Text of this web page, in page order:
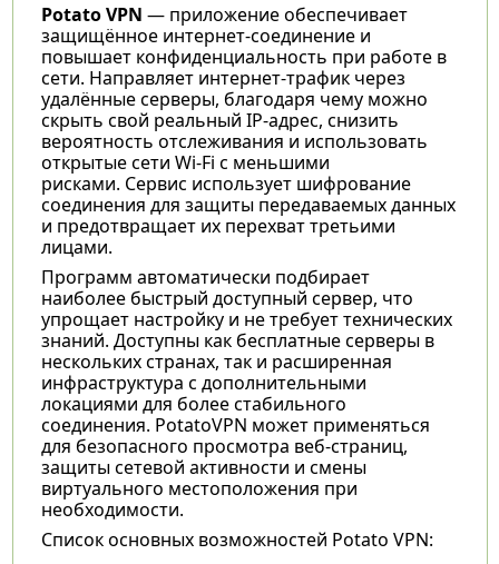
Potato VPN — приложение обеспечивает
защищённое интернет-соединение и
повышает конфиденциальность при работе в
сети. Направляет интернет-трафик через
удалённые серверы, благодаря чему можно
скрыть свой реальный IP-адрес, снизить
вероятность отслеживания и использовать
открытые сети Wi-Fi с меньшими
рисками. Сервис использует шифрование
соединения для защиты передаваемых данных
и предотвращает их перехват третьими
лицами.
Программ автоматически подбирает
наиболее быстрый доступный сервер, что
упрощает настройку и не требует технических
знаний. Доступны как бесплатные серверы в
нескольких странах, так и расширенная
инфраструктура с дополнительными
локациями для более стабильного
соединения. PotatoVPN может применяться
для безопасного просмотра веб-страниц,
защиты сетевой активности и смены
виртуального местоположения при
необходимости.
Список основных возможностей Potato VPN: